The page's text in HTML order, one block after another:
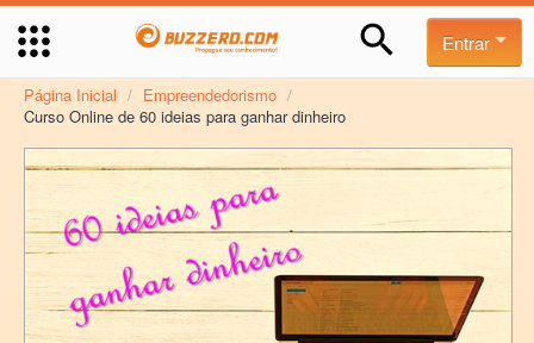
Entrar
Página Inicial / Empreendedorismo /
Curso Online de 60 ideias para ganhar dinheiro